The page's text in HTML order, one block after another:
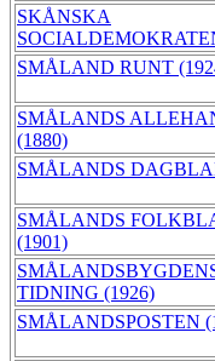
SKÅNSKA
SMÅLAND RUNT
SMÅLANDS
(1880)
SMÅLANDS
SMÅLANDS
(1901)
TIDNING (1926)
SMÅLANDSPOSTEN